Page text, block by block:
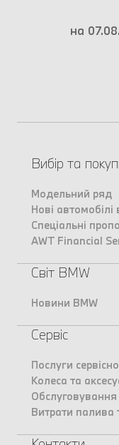
на
Вибір та
Модельний ряд
Нові автомобілі
Спеціальні
AWT Financial
Світ BMW
Новини BMW
Сервіс
Послуги
Колеса та
Обслуговування
Витрати палива